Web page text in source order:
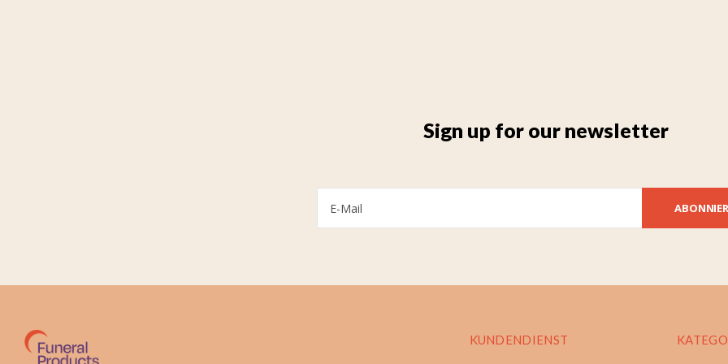
Sign up for our newsletter
KUNDENDIENST